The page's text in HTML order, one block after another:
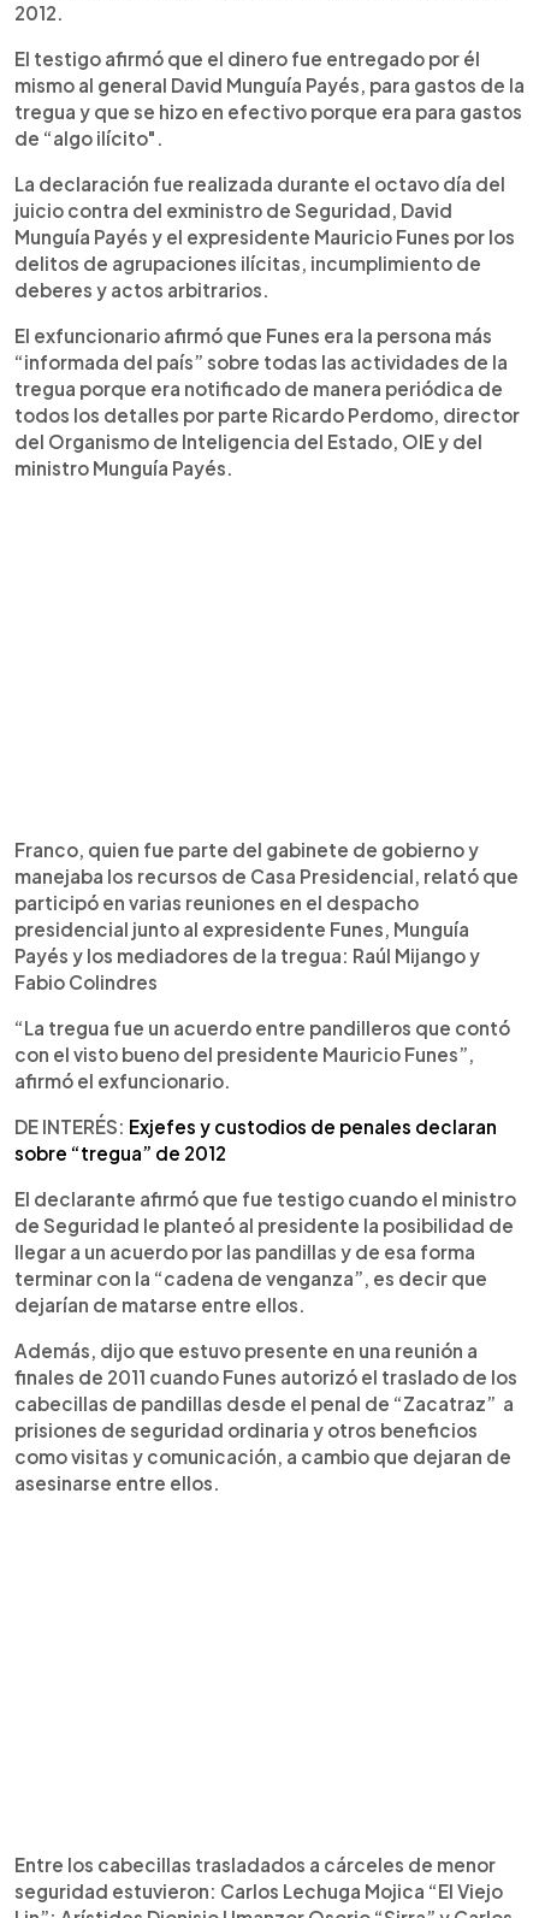
2012.
El testigo afirmó que el dinero fue entregado por él
mismo al general David Munguía Payés, para gastos de la
tregua y que se hizo en efectivo porque era para gastos
de “algo ilícito".
La declaración fue realizada durante el octavo día del
juicio contra del exministro de Seguridad, David
Munguía Payés y el expresidente Mauricio Funes por los
delitos de agrupaciones ilícitas, incumplimiento de
deberes y actos arbitrarios.
El exfuncionario afirmó que Funes era la persona más
“informada del país” sobre todas las actividades de la
tregua porque era notificado de manera periódica de
todos los detalles por parte Ricardo Perdomo, director
del Organismo de Inteligencia del Estado, OIE y del
ministro Munguía Payés.
Franco, quien fue parte del gabinete de gobierno y
manejaba los recursos de Casa Presidencial, relató que
participó en varias reuniones en el despacho
presidencial junto al expresidente Funes, Munguía
Payés y los mediadores de la tregua: Raúl Mijango y
Fabio Colindres
“La tregua fue un acuerdo entre pandilleros que contó
con el visto bueno del presidente Mauricio Funes”,
afirmó el exfuncionario.
DE INTERÉS: Exjefes y custodios de penales declaran
sobre “tregua” de 2012
El declarante afirmó que fue testigo cuando el ministro
de Seguridad le planteó al presidente la posibilidad de
llegar a un acuerdo por las pandillas y de esa forma
terminar con la “cadena de venganza”, es decir que
dejarían de matarse entre ellos.
Además, dijo que estuvo presente en una reunión a
finales de 2011 cuando Funes autorizó el traslado de los
cabecillas de pandillas desde el penal de “Zacatraz” a
prisiones de seguridad ordinaria y otros beneficios
como visitas y comunicación, a cambio que dejaran de
asesinarse entre ellos.
Entre los cabecillas trasladados a cárceles de menor
seguridad estuvieron: Carlos Lechuga Mojica “El Viejo